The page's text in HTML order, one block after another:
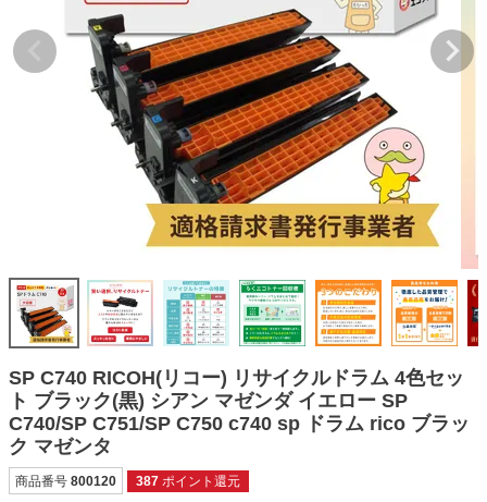
詰め替えインク
互換インクボトル
互換インクカートリッジ
再生インクカートリッジ
ご利用ガイド
よくある質問
お問い合わせ
会員専用商品
説明書ダウンロード
SP C740 RICOH(リコー) リサイクルドラム 4色セッ
ト ブラック(黒) シアン マゼンダ イエロー SP
C740/SP C751/SP C750 c740 sp ドラム rico ブラッ
ク マゼンタ
商品番号 800120 387 ポイント還元